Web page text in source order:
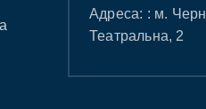
Адреса: : м.
Театральна, 2